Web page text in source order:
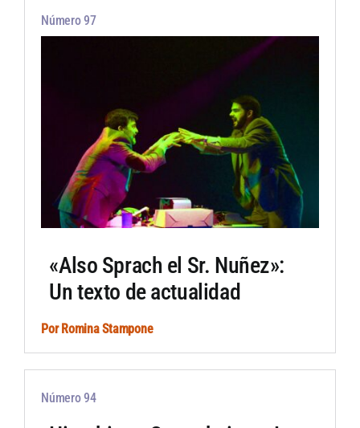
Número 97
«Also Sprach el Sr. Nuñez»:
Un texto de actualidad
PorRomina Stampone
Número 94